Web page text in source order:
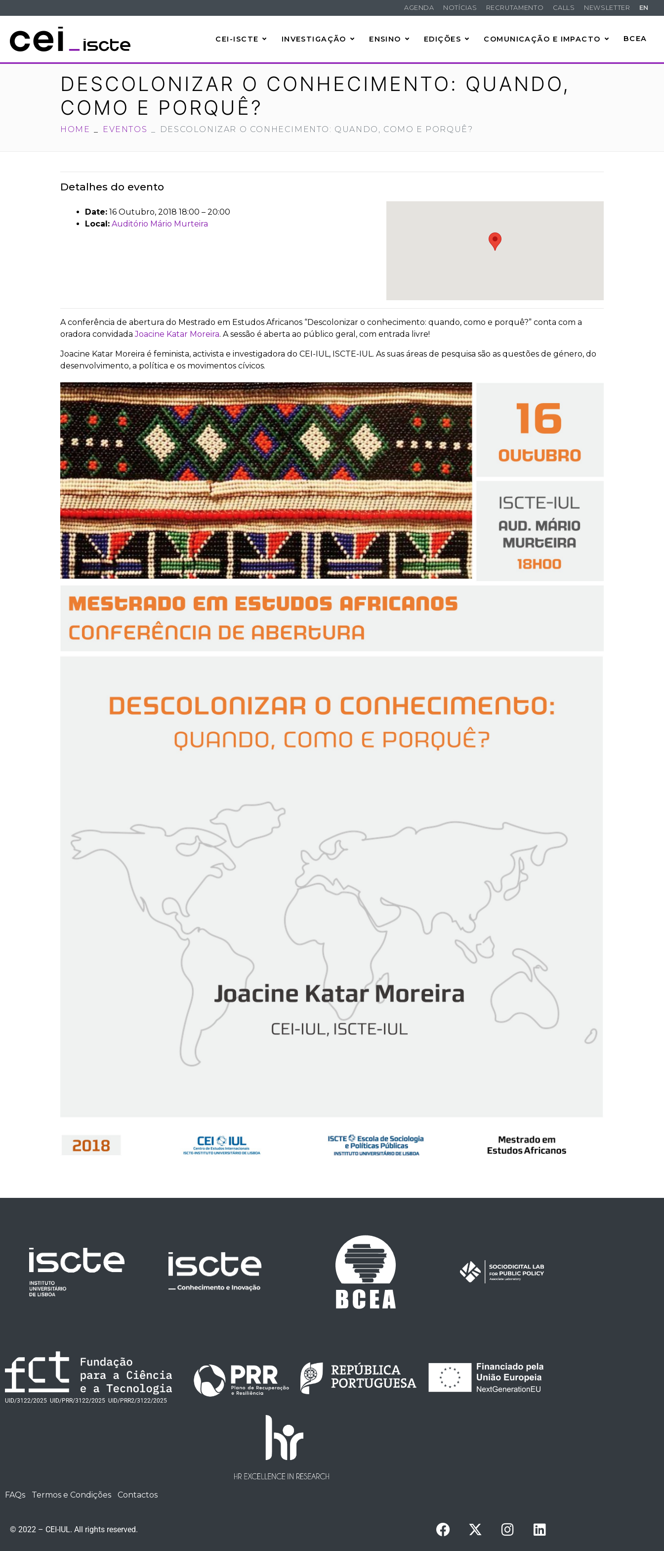
AGENDA NOTÍCIAS RECRUTAMENTO CALLS NEWSLETTER EN
CEI-ISCTE INVESTIGAÇÃO ENSINO EDIÇÕES COMUNICAÇÃO E IMPACTO BCEA
DESCOLONIZAR O CONHECIMENTO: QUANDO,
COMO E PORQUÊ?
HOME EVENTOS DESCOLONIZAR O CONHECIMENTO: QUANDO, COMO E PORQUÊ?
Detalhes do evento
Date: 16 Outubro, 2018 18:00 – 20:00
Local: Auditório Mário Murteira
A conferência de abertura do Mestrado em Estudos Africanos “Descolonizar o conhecimento: quando, como e porquê?” conta com a
oradora convidadaJoacine Katar Moreira. A sessão é aberta ao público geral, com entrada livre!
Joacine Katar Moreira é feminista, activista e investigadora do CEI-IUL, ISCTE-IUL. As suas áreas de pesquisa são as questões de género, do
desenvolvimento, a política e os movimentos cívicos.
UID/3122/2025 UID/PRR/3122/2025 UID/PRR2/3122/2025
FAQs Termos e Condições Contactos
© 2022 – CEI-IUL. All rights reserved.